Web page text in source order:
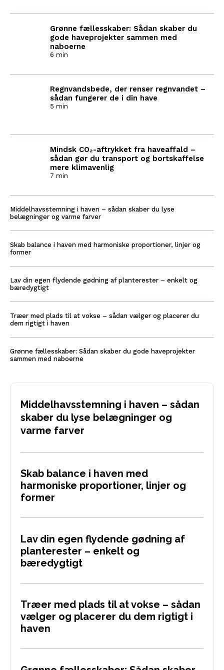
Grønne fællesskaber: Sådan skaber du
gode haveprojekter sammen med
naboerne
6 min
Regnvandsbede, der renser regnvandet –
sådan fungerer de i din have
5 min
Mindsk CO₂-aftrykket fra haveaffald –
sådan gør du transport og bortskaffelse
mere klimavenlig
7 min
Middelhavsstemning i haven – sådan skaber du lyse
belægninger og varme farver
Skab balance i haven med harmoniske proportioner, linjer og
former
Lav din egen flydende gødning af planterester – enkelt og
bæredygtigt
Træer med plads til at vokse – sådan vælger og placerer du
dem rigtigt i haven
Grønne fællesskaber: Sådan skaber du gode haveprojekter
sammen med naboerne
Middelhavsstemning i haven – sådan
skaber du lyse belægninger og
varme farver
Skab balance i haven med
harmoniske proportioner, linjer og
former
Lav din egen flydende gødning af
planterester – enkelt og
bæredygtigt
Træer med plads til at vokse – sådan
vælger og placerer du dem rigtigt i
haven